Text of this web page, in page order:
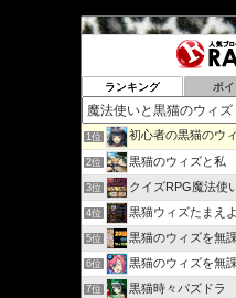
ランキング ポ
1位 初心者の黒猫のウィズ
2位 黒猫のウィズと私
3位 クイズRPG魔法使いと
4位 黒猫ウィズたまえ
5位 黒猫のウィズを無
6位 黒猫のウィズを無
7位 黒猫時々パズドラ